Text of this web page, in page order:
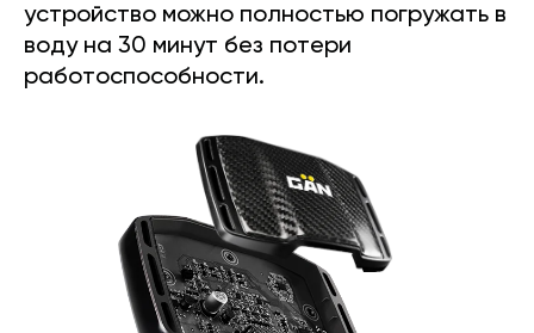
устройство можно полностью погружать в
воду на 30 минут без потери
работоспособности.